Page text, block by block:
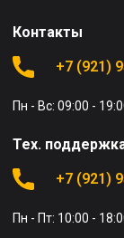
Контакты
+7 (921)
Пн - Вс: 09:00 -
Тех.
+7 (921)
Пн - Пт: 10:00 -